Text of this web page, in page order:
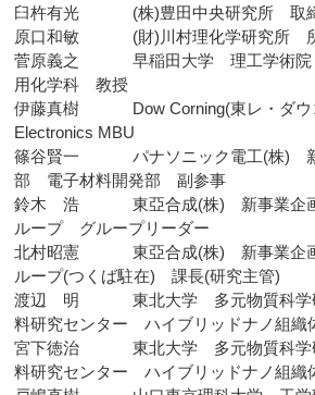
臼杵有光 (株)豊田中央研究所 取
原口和敏 (財)川村理化学研究所
菅原義之 早稲田大学 理工学術院
用化学科 教授
伊藤真樹 Dow Corning(東レ・ダウ
Electronics MBU
篠谷賢一 パナソニック電工(株) 新
部 電子材料開発部 副参事
鈴木 浩 東亞合成(株) 新事業企画
ループ グループリーダー
北村昭憲 東亞合成(株) 新事業企
ループ(つくば駐在) 課長(研究主管)
渡辺 明 東北大学 多元物質科学
料研究センター ハイブリッドナノ組
宮下徳治 東北大学 多元物質科学
料研究センター ハイブリッドナノ組